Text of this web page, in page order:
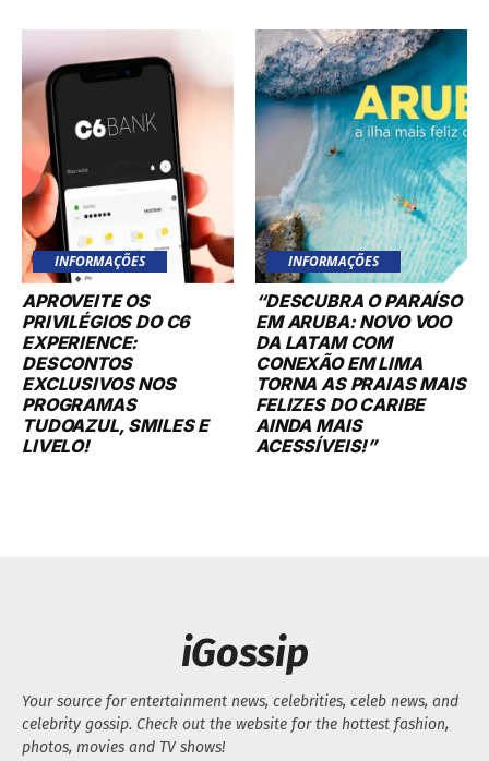
INFORMAÇÕES
APROVEITE OS
PRIVILÉGIOS DO C6
EXPERIENCE:
DESCONTOS
EXCLUSIVOS NOS
PROGRAMAS
TUDOAZUL, SMILES E
LIVELO!
INFORMAÇÕES
“DESCUBRA O PARAÍSO
EM ARUBA: NOVO VOO
DA LATAM COM
CONEXÃO EM LIMA
TORNA AS PRAIAS MAIS
FELIZES DO CARIBE
AINDA MAIS
ACESSÍVEIS!”
iGossip
Your source for entertainment news, celebrities, celeb news, and
celebrity gossip. Check out the website for the hottest fashion,
photos, movies and TV shows!